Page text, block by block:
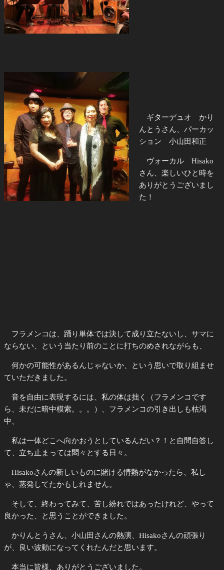
ギターデュオ かり
んとうさん、パーカッ
ション 小山田和正
ヴォーカル Hisako
さん、楽しいひと時を
ありがとうございまし
た！
フラメンコは、踊り単体では決して成り立たないし、サマに
ならない、という当たり前のことに打ちのめされながらも、
何かの可能性があるんじゃないか、という思いで取り組ませ
ていただきました。
音を自由に表現するには、私の体は拙く（フラメンコです
ら、未だに暗中模索。。。）、フラメンコの引き出しも枯渇
中、
私は一体どこへ向かおうとしているんだい？！と自問自答し
て、立ち止まっては悶々とする日々。
Hisakoさんの新しいものに賭ける情熱がなかったら、私し
ゃ、蒸発してたかもしれません。
そして、終わってみて、苦し紛れではあったけれど、やって
良かった、と思うことができました。
かりんとうさん、小山田さんの熱演、Hisakoさんの頑張り
が、良い波動になってくれたんだと思います。
本当に皆様、ありがとうございました。